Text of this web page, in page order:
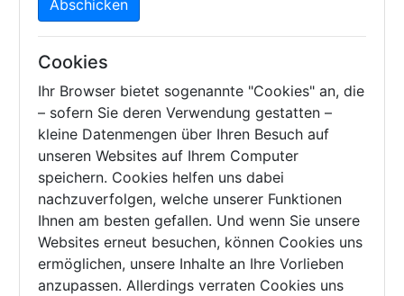
Abschicken
Cookies
Ihr Browser bietet sogenannte "Cookies" an, die
– sofern Sie deren Verwendung gestatten –
kleine Datenmengen über Ihren Besuch auf
unseren Websites auf Ihrem Computer
speichern. Cookies helfen uns dabei
nachzuverfolgen, welche unserer Funktionen
Ihnen am besten gefallen. Und wenn Sie unsere
Websites erneut besuchen, können Cookies uns
ermöglichen, unsere Inhalte an Ihre Vorlieben
anzupassen. Allerdings verraten Cookies uns